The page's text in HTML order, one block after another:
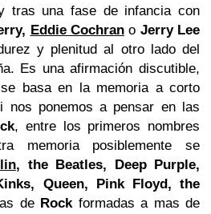
tras una fase de infancia con
Eddie Cochrano Jerry Lee
y plenitud al otro lado del
Es una afirmación discutible,
basa en la memoria a corto
nos ponemos a pensar en las
, entre los primeros nombres
memoria posiblemente se
, the Beatles, Deep Purple,
Queen, PinkFloyd, the
deRockformadas a mas de